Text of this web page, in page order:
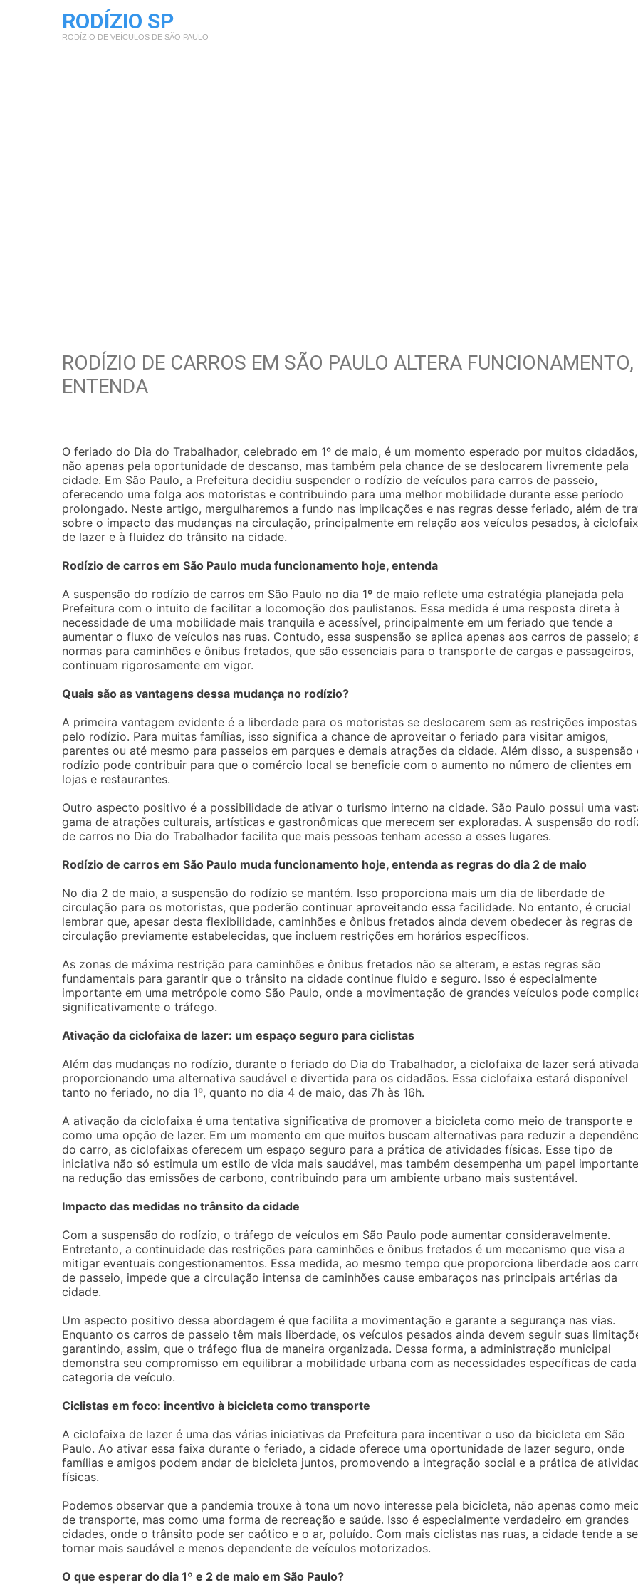
RODÍZIO SP
RODÍZIO DE VEÍCULOS DE SÃO PAULO
RODÍZIO DE CARROS EM SÃO PAULO ALTERA FUNCIONAMENTO,
ENTENDA
O feriado do Dia do Trabalhador, celebrado em 1º de maio, é um momento esperado por muitos cidadãos,
não apenas pela oportunidade de descanso, mas também pela chance de se deslocarem livremente pela
cidade. Em São Paulo, a Prefeitura decidiu suspender o rodízio de veículos para carros de passeio,
oferecendo uma folga aos motoristas e contribuindo para uma melhor mobilidade durante esse período
prolongado. Neste artigo, mergulharemos a fundo nas implicações e nas regras desse feriado, além de
sobre o impacto das mudanças na circulação, principalmente em relação aos veículos pesados, à
de lazer e à fluidez do trânsito na cidade.
Rodízio de carros em São Paulo muda funcionamento hoje, entenda
A suspensão do rodízio de carros em São Paulo no dia 1º de maio reflete uma estratégia planejada pela
Prefeitura com o intuito de facilitar a locomoção dos paulistanos. Essa medida é uma resposta direta à
necessidade de uma mobilidade mais tranquila e acessível, principalmente em um feriado que tende a
aumentar o fluxo de veículos nas ruas. Contudo, essa suspensão se aplica apenas aos carros de passeio;
normas para caminhões e ônibus fretados, que são essenciais para o transporte de cargas e passageiros,
continuam rigorosamente em vigor.
Quais são as vantagens dessa mudança no rodízio?
A primeira vantagem evidente é a liberdade para os motoristas se deslocarem sem as restrições impostas
pelo rodízio. Para muitas famílias, isso significa a chance de aproveitar o feriado para visitar amigos,
parentes ou até mesmo para passeios em parques e demais atrações da cidade. Além disso, a suspensão
rodízio pode contribuir para que o comércio local se beneficie com o aumento no número de clientes em
lojas e restaurantes.
Outro aspecto positivo é a possibilidade de ativar o turismo interno na cidade. São Paulo possui uma
gama de atrações culturais, artísticas e gastronômicas que merecem ser exploradas. A suspensão do
de carros no Dia do Trabalhador facilita que mais pessoas tenham acesso a esses lugares.
Rodízio de carros em São Paulo muda funcionamento hoje, entenda as regras do dia 2 de maio
No dia 2 de maio, a suspensão do rodízio se mantém. Isso proporciona mais um dia de liberdade de
circulação para os motoristas, que poderão continuar aproveitando essa facilidade. No entanto, é crucial
lembrar que, apesar desta flexibilidade, caminhões e ônibus fretados ainda devem obedecer às regras de
circulação previamente estabelecidas, que incluem restrições em horários específicos.
As zonas de máxima restrição para caminhões e ônibus fretados não se alteram, e estas regras são
fundamentais para garantir que o trânsito na cidade continue fluido e seguro. Isso é especialmente
importante em uma metrópole como São Paulo, onde a movimentação de grandes veículos pode
significativamente o tráfego.
Ativação da ciclofaixa de lazer: um espaço seguro para ciclistas
Além das mudanças no rodízio, durante o feriado do Dia do Trabalhador, a ciclofaixa de lazer será
proporcionando uma alternativa saudável e divertida para os cidadãos. Essa ciclofaixa estará disponível
tanto no feriado, no dia 1º, quanto no dia 4 de maio, das 7h às 16h.
A ativação da ciclofaixa é uma tentativa significativa de promover a bicicleta como meio de transporte e
como uma opção de lazer. Em um momento em que muitos buscam alternativas para reduzir a
do carro, as ciclofaixas oferecem um espaço seguro para a prática de atividades físicas. Esse tipo de
iniciativa não só estimula um estilo de vida mais saudável, mas também desempenha um papel importante
na redução das emissões de carbono, contribuindo para um ambiente urbano mais sustentável.
Impacto das medidas no trânsito da cidade
Com a suspensão do rodízio, o tráfego de veículos em São Paulo pode aumentar consideravelmente.
Entretanto, a continuidade das restrições para caminhões e ônibus fretados é um mecanismo que visa a
mitigar eventuais congestionamentos. Essa medida, ao mesmo tempo que proporciona liberdade aos
de passeio, impede que a circulação intensa de caminhões cause embaraços nas principais artérias da
cidade.
Um aspecto positivo dessa abordagem é que facilita a movimentação e garante a segurança nas vias.
Enquanto os carros de passeio têm mais liberdade, os veículos pesados ainda devem seguir suas
garantindo, assim, que o tráfego flua de maneira organizada. Dessa forma, a administração municipal
demonstra seu compromisso em equilibrar a mobilidade urbana com as necessidades específicas de cada
categoria de veículo.
Ciclistas em foco: incentivo à bicicleta como transporte
A ciclofaixa de lazer é uma das várias iniciativas da Prefeitura para incentivar o uso da bicicleta em São
Paulo. Ao ativar essa faixa durante o feriado, a cidade oferece uma oportunidade de lazer seguro, onde
famílias e amigos podem andar de bicicleta juntos, promovendo a integração social e a prática de
físicas.
Podemos observar que a pandemia trouxe à tona um novo interesse pela bicicleta, não apenas como
de transporte, mas como uma forma de recreação e saúde. Isso é especialmente verdadeiro em grandes
cidades, onde o trânsito pode ser caótico e o ar, poluído. Com mais ciclistas nas ruas, a cidade tende a se
tornar mais saudável e menos dependente de veículos motorizados.
O que esperar do dia 1º e 2 de maio em São Paulo?